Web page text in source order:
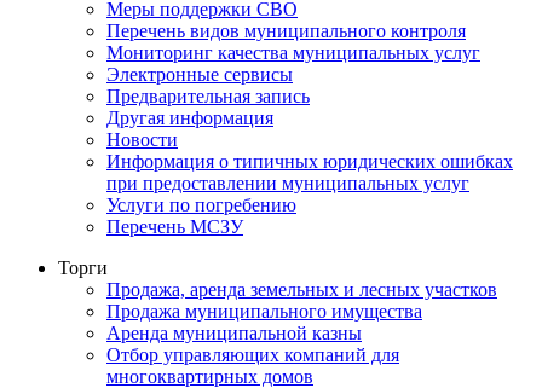
Меры поддержки СВО
Перечень видов муниципального контроля
Мониторинг качества муниципальных услуг
Электронные сервисы
Предварительная запись
Другая информация
Новости
Информация о типичных юридических ошибках
при предоставлении муниципальных услуг
Услуги по погребению
Перечень МСЗУ
Торги
Продажа, аренда земельных и лесных участков
Продажа муниципального имущества
Аренда муниципальной казны
Отбор управляющих компаний для
многоквартирных домов